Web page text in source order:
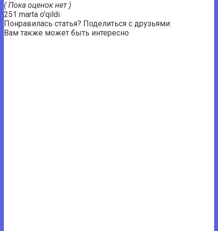
( Пока оценок нет )
251 marta o'qildi
Понравилась статья? Поделиться с друзьями:
Вам также может быть интересно